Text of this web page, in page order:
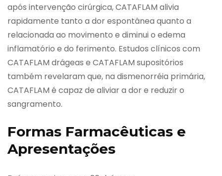
após intervenção cirúrgica, CATAFLAM alivia
rapidamente tanto a dor espontânea quanto a
relacionada ao movimento e diminui o edema
inflamatório e do ferimento. Estudos clínicos com
CATAFLAM drágeas e CATAFLAM supositórios
também revelaram que, na dismenorréia primária,
CATAFLAM é capaz de aliviar a dor e reduzir o
sangramento.
Formas Farmacêuticas e
Apresentações